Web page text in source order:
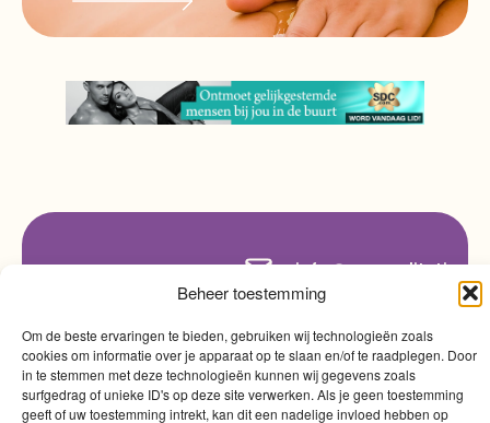
Beheer toestemming
Om de beste ervaringen te bieden, gebruiken wij technologieën zoals
cookies om informatie over je apparaat op te slaan en/of te raadplegen. Door
in te stemmen met deze technologieën kunnen wij gegevens zoals
surfgedrag of unieke ID's op deze site verwerken. Als je geen toestemming
geeft of uw toestemming intrekt, kan dit een nadelige invloed hebben op
quality
time